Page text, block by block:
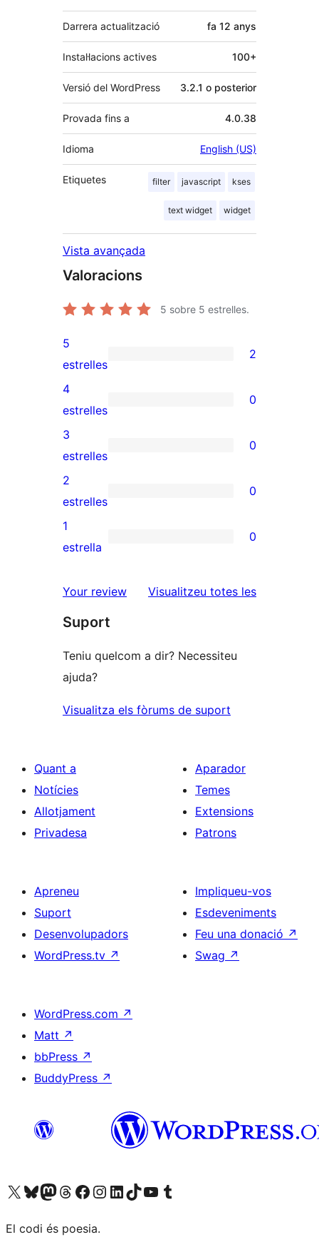
Darrera actualització fa 12 anys
Instal·lacions actives 100+
Versió del WordPress 3.2.1 o posterior
Provada fins a 4.0.38
Idioma English (US)
Etiquetes filter javascript kses
text widget widget
Vista avançada
Valoracions
5 sobre 5 estrelles.
2
valoracions
de
5
estrelles
5
estrelles
2
0
valoracions
de
4
estrelles
4
estrelles
0
0
valoracions
de
3
estrelles
3
estrelles
0
0
valoracions
de
estrelles
2
estrelles
0
0
de
estrelles
1
estrella
0
Your review Visualitzeu totes lesressenyes
Suport
Teniu quelcom a dir? Necessiteu
ajuda?
Visualitza els fòrums de suport
Quant a
Notícies
Allotjament
Privadesa
Aparador
Temes
Extensions
Patrons
Apreneu
Suport
Desenvolupadors
WordPress.tv ↗
Impliqueu-vos
Esdeveniments
Feu una donació ↗
Swag ↗
WordPress.com ↗
Matt ↗
bbPress ↗
BuddyPress ↗
Visiteu el nostre compte X (abans Twitter)
Visiteu el nostre compte de Bluesky
Visiteu el nostre compte al Mastodon
Visiteu el nostre compte de Threads
Visiteu la nostra pàgina al Facebook
Visiteu el nostre compte d'Instagram
Visiteu el nostre compte de LinkedIn
Visiteu el nostre compte de TikTok
Visiteu el nostre canal al YouTube
Visiteu el nostre compte de Tumblr
El codi és poesia.